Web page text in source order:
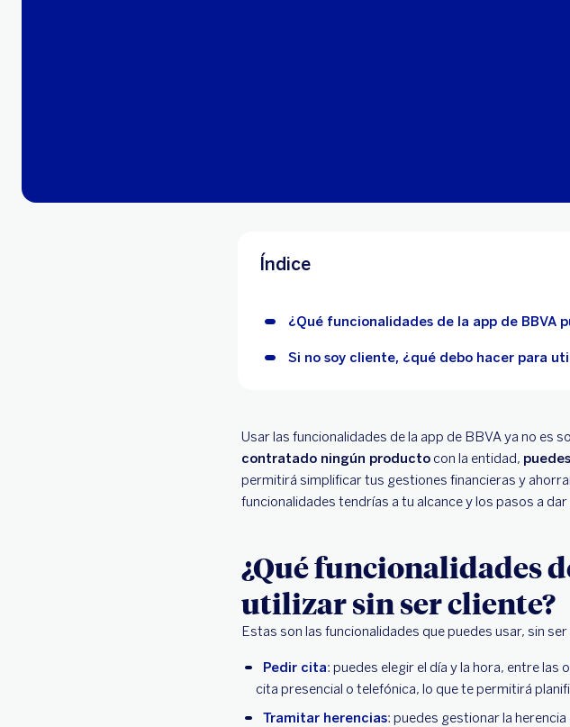
Índice
¿Qué funcionalidades de la app de BBVA
Si no soy cliente, ¿qué debo hacer para
Usar las funcionalidades de la app de BBVA ya no es
contratado ningún producto con la entidad,
permitirá simplificar tus gestiones financieras y
funcionalidades tendrías a tu alcance y los pasos a
¿Qué funcionalidades
utilizar sin ser cliente?
Estas son las funcionalidades que puedes usar, sin
Pedir cita: puedes elegir el día y la hora, entre
cita presencial o telefónica, lo que te permitirá
Tramitar herencias: puedes gestionar la